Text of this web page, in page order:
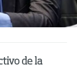
de la